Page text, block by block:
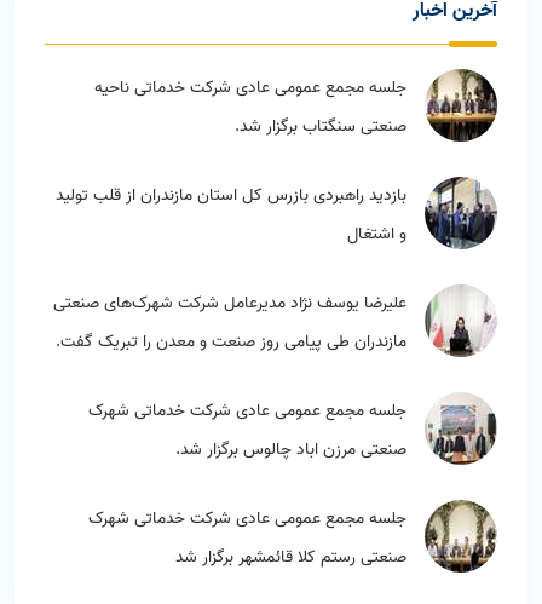
آخرين اخبار
جلسه مجمع عمومی عادی شرکت خدماتی ناحیه
صنعتی سنگتاب برگزار شد.
بازدید راهبردی بازرس کل استان مازندران از قلب تولید
و اشتغال
علیرضا یوسف نژاد مدیرعامل شرکت شهرک‌های صنعتی
مازندران طی پیامی روز صنعت و معدن را تبریک گفت.
جلسه مجمع عمومی عادی شرکت خدماتی شهرک
صنعتی مرزن اباد چالوس برگزار شد.
جلسه مجمع عمومی عادی شرکت خدماتی شهرک
صنعتی رستم کلا قائمشهر برگزار شد